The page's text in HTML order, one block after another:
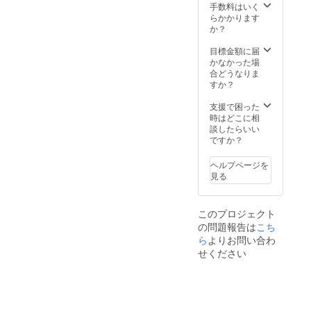
可能で
す。
2023年
6月1
日〜
ご希
望の場
合は備
考欄に
たい名
前をご
記載く
ださ
にてお
届けい
予約時
に購入
時の情
をお伝
えくだ
さい。
※こちら
援を頂
いたお
客様も
HPへお
掲載が
可能で
す。
掲載期
間：
手数料はいく
らかかります
か？
目標金額に届
かなかった場
合どうなりま
すか？
支援で困った
時はどこに相
談したらいい
ですか？
ヘルプページを
見る
このプロジェクト
の問題報告はこち
らよりお問い合わ
せください